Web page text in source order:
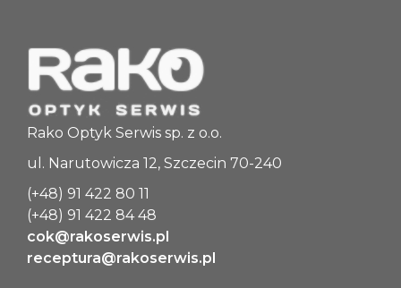
NAT65 +0.25/-1.25
65
+0.25
-1.25
---
---
Rako Optyk Serwis sp. z o.o.
ul. Narutowicza 12, Szczecin 70-240
(+48) 91 422 80 11
(+48) 91 422 84 48
cok@rakoserwis.pl
receptura@rakoserwis.pl